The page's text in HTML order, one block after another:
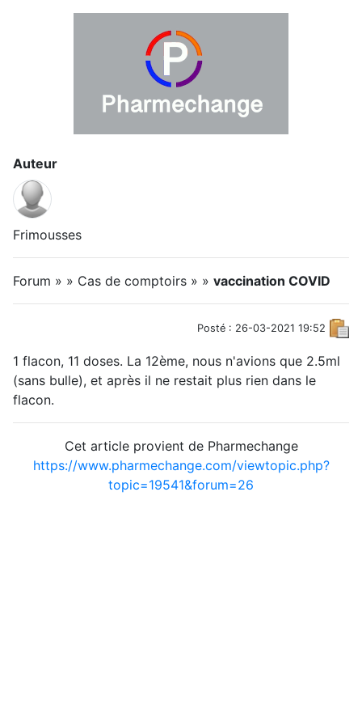
Auteur
Frimousses
Forum » » Cas de comptoirs » » vaccination COVID
Posté : 26-03-2021 19:52
1 flacon, 11 doses. La 12ème, nous n'avions que 2.5ml
(sans bulle), et après il ne restait plus rien dans le
flacon.
Cet article provient de Pharmechange
https://www.pharmechange.com/viewtopic.php?
topic=19541&forum=26